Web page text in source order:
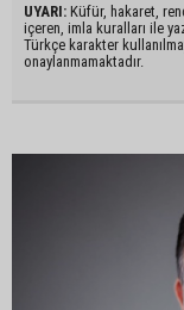
UYARI: Küfür, hakaret,
içeren, imla kuralları ile
Türkçe karakter
onaylanmamaktadır.